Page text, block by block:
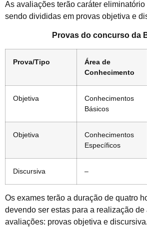
As avaliações terão caráter
sendo divididas em provas objetiva e
Provas do concurso da
Prova/Tipo
Área de
Conhecimento
Objetiva
Conhecimentos
Básicos
Objetiva
Conhecimentos
Específicos
Discursiva –
Os exames terão a duração de quatro
devendo ser estas para a realização de
avaliações: provas objetiva e